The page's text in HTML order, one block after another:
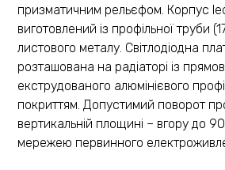
призматичним рельєфом. Корпус
виготовлений із профільної труби
листового металу. Світлодіодна
розташована на радіаторі із
екструдованого алюмінієвого
покриттям. Допустимий поворот
вертикальній площині – вгору до
мережею первинного